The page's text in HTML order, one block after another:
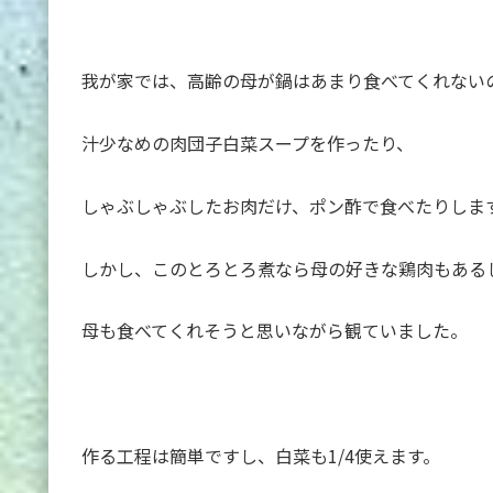
我が家では、高齢の母が鍋はあまり食べてくれない
汁少なめの肉団子白菜スープを作ったり、
しゃぶしゃぶしたお肉だけ、ポン酢で食べたりしま
しかし、このとろとろ煮なら母の好きな鶏肉もある
母も食べてくれそうと思いながら観ていました。
作る工程は簡単ですし、白菜も1/4使えます。